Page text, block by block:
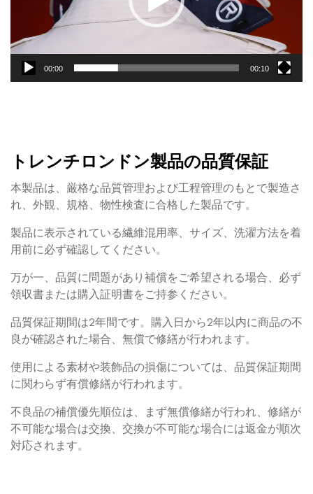
00:00 00:10
トレンチロンドン製品の品質保証
本製品は、厳格な品質管理および工程管理のもとで製造さ
れ、外観、規格、物性検査に合格した製品です。
製品に表示されている繊維混用率、サイズ、洗濯方法を着
用前に必ず確認してください。
万が一、品質に問題があり補償をご希望される場合、必ず
領収書または購入証明書をご持参ください。
品質保証期間は2年間です。購入日から2年以内に商品の不
良が確認された場合、無償で修繕が行われます。
使用による素材や装飾品の損傷については、品質保証期間
に関わらず有償修繕が行われます。
不良品の補償優先順位は、まず無償修繕が行われ、修繕が
不可能な場合は交換、交換が不可能な場合には返金が順次
対応されます。